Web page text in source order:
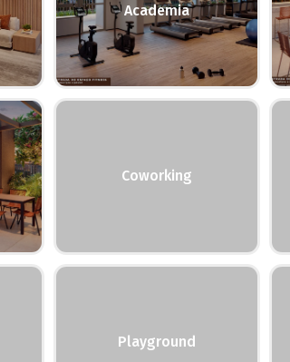
Academia
Coworking
Playground